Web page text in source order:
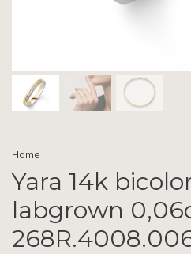
Home
Yara 14k
labgrown